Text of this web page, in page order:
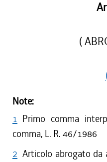
(
Note:
1 Primo comma
comma, L. R. 46/1986
2 Articolo abrogato da